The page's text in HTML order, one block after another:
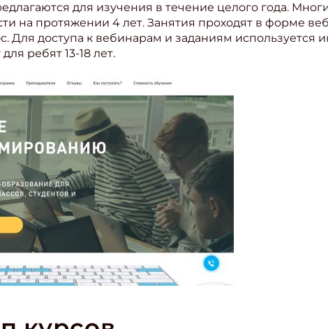
для изучения в течение целого года.
на протяжении 4 лет. Занятия проходят в форме
Для доступа к вебинарам и заданиям используется
ребят 13-18 лет.